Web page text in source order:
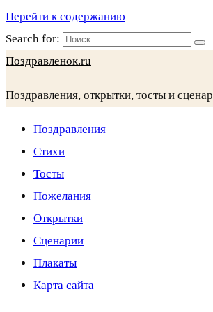
Перейти к содержанию
Search for:
Поздравленок.ru
Поздравления, открытки, тосты и
Поздравления
Стихи
Тосты
Пожелания
Открытки
Сценарии
Плакаты
Карта сайта